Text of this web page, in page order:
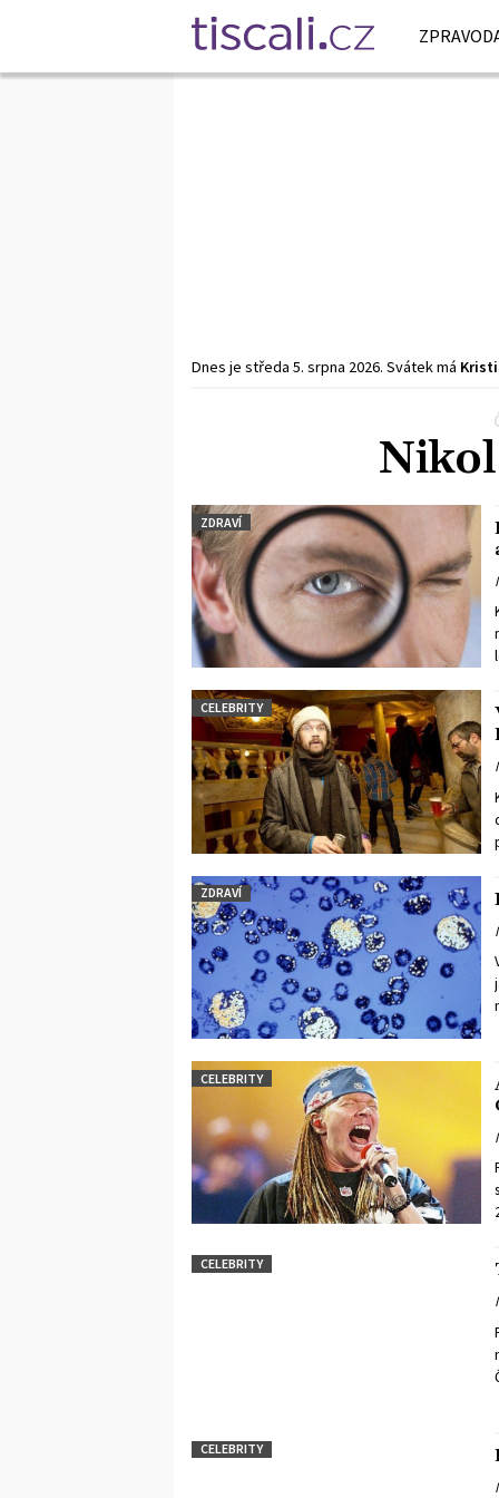
Dnes je středa 5. srpna 2026. Svátek má
ZDRAVÍ
CELEBRITY
ZDRAVÍ
CELEBRITY
CELEBRITY
CELEBRITY